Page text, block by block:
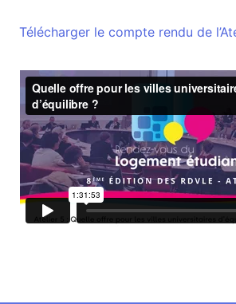
Télécharger le compte rendu de